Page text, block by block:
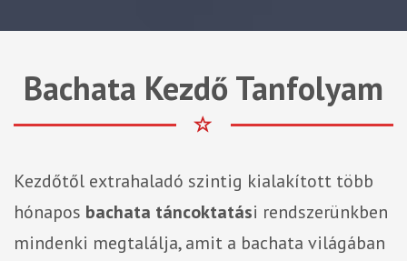
Bachata Kezdő Tanfolyam
Kezdőtől extrahaladó szintig kialakított több
hónapos bachata táncoktatási rendszerünkben
mindenki megtalálja, amit a bachata világában